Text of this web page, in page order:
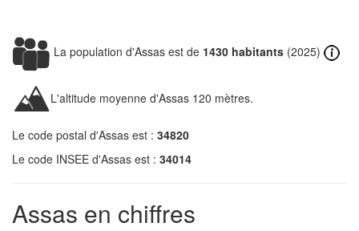
La population d'Assas est de 1430 habitants (2025)
L'altitude moyenne d'Assas 120 mètres.
Le code postal d'Assas est : 34820
Le code INSEE d'Assas est : 34014
Assas en chiffres